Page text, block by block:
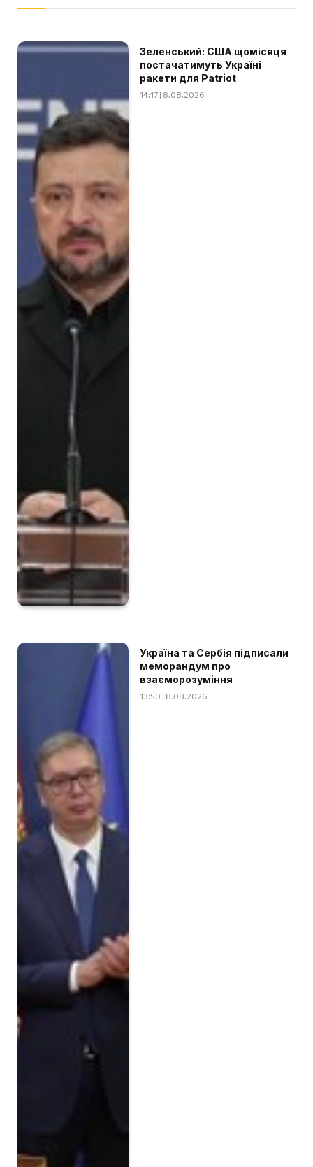
Зеленський: США щомісяця
постачатимуть Україні
ракети для Patriot
14:17 | 8.08.2026
Україна та Сербія підписали
меморандум про
взаєморозуміння
13:50 | 8.08.2026